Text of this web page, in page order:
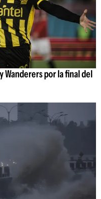
Wanderers por la final del